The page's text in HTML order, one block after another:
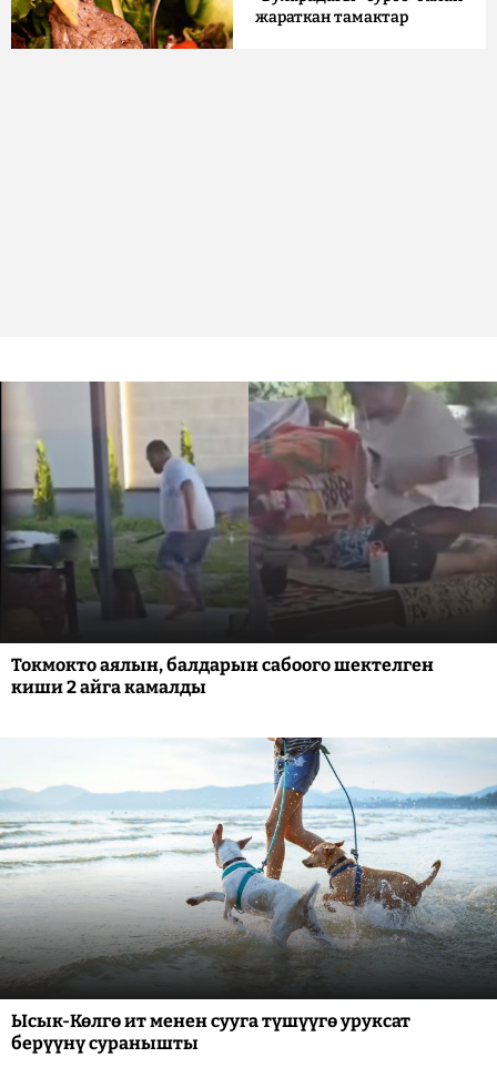
жараткан тамактар
Токмокто аялын, балдарын сабоого шектелген
киши 2 айга камалды
Ысык-Көлгө ит менен сууга түшүүгө уруксат
берүүнү суранышты